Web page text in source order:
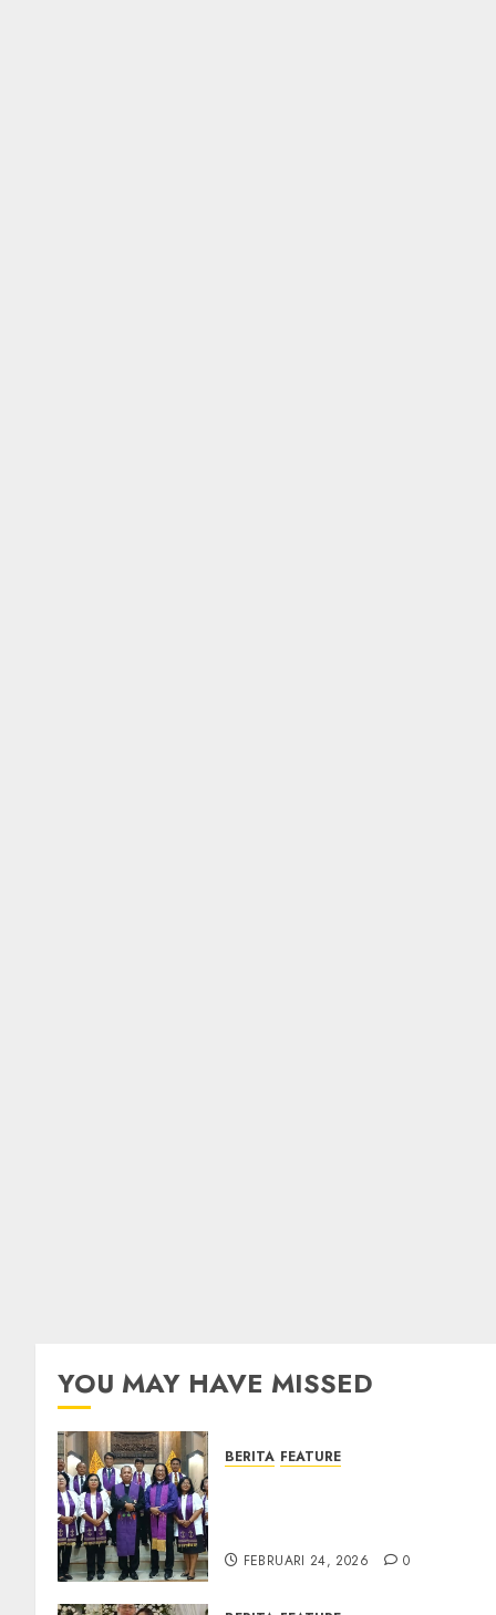
YOU MAY HAVE MISSED
BERITA FEATURE
FEBRUARI 24, 2026 0